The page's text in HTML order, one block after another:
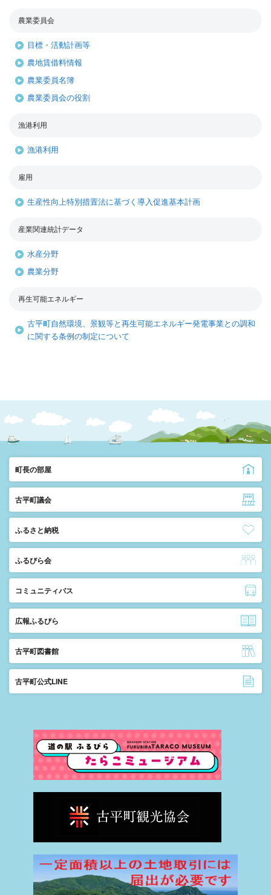
農業委員会
目標・活動計画等
農地賃借料情報
農業委員名簿
農業委員会の役割
漁港利用
漁港利用
雇用
生産性向上特別措置法に基づく導入促進基本計画
産業関連統計データ
水産分野
農業分野
再生可能エネルギー
古平町自然環境、景観等と再生可能エネルギー発電事業との調和
に関する条例の制定について
町長の部屋
古平町議会
ふるさと納税
ふるびら会
コミュニティバス
広報ふるびら
古平町図書館
古平町公式LINE